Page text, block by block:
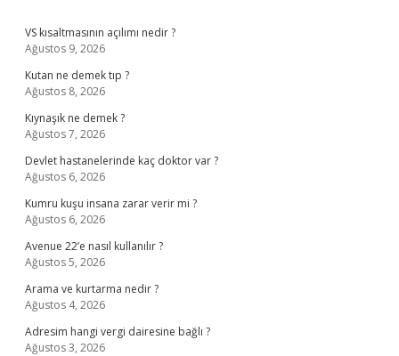
VS kısaltmasının açılımı nedir ?
Ağustos 9, 2026
Kutan ne demek tıp ?
Ağustos 8, 2026
Kıynaşık ne demek ?
Ağustos 7, 2026
Devlet hastanelerinde kaç doktor var ?
Ağustos 6, 2026
Kumru kuşu insana zarar verir mi ?
Ağustos 6, 2026
Avenue 22’e nasıl kullanılır ?
Ağustos 5, 2026
Arama ve kurtarma nedir ?
Ağustos 4, 2026
Adresim hangi vergi dairesine bağlı ?
Ağustos 3, 2026